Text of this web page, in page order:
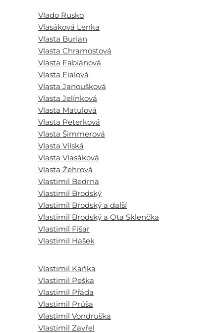
Vlado Rusko
Vlasáková Lenka
Vlasta Burian
Vlasta Chramostová
Vlasta Fabiánová
Vlasta Fialová
Vlasta Janoušková
Vlasta Jelínková
Vlasta Matulová
Vlasta Peterková
Vlasta Šimmerová
Vlasta Vilská
Vlasta Vlasáková
Vlasta Žehrová
Vlastimil Bedrna
Vlastimil Brodský
Vlastimil Brodský a další
Vlastimil Brodský a Ota Sklenčka
Vlastimil Fišar
Vlastimil Hašek
Vlastimil Kaňka
Vlastimil Peška
Vlastimil Přáda
Vlastimil Průša
Vlastimil Vondruška
Vlastimil Zavřel